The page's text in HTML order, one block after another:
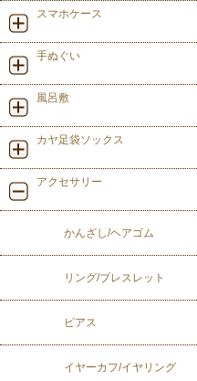
スマホケース
手ぬぐい
風呂敷
カヤ足袋ソックス
アクセサリー
かんざし/ヘアゴム
リング/ブレスレット
ピアス
イヤーカフ/イヤリング